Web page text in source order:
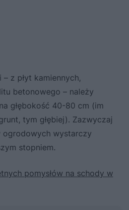
z płyt kamiennych,
betonowego – należy
głębokość 40-80 cm (im
tym głębiej). Zazwyczaj
wystarczy
stopniem.
pomysłów na schody w